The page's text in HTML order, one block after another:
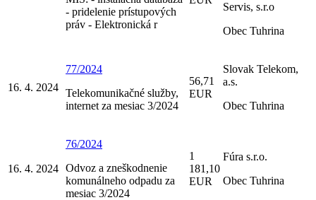
- pridelenie prístupových
práv - Elektronická r
Servis, s.r.o
Obec Tuhrina
16. 4. 2024
77/2024
Telekomunikačné služby,
internet za mesiac 3/2024
56,71
EUR
Slovak Telekom,
a.s.
Obec Tuhrina
16. 4. 2024
76/2024
Odvoz a zneškodnenie
komunálneho odpadu za
mesiac 3/2024
1
181,10
EUR
Fúra s.r.o.
Obec Tuhrina